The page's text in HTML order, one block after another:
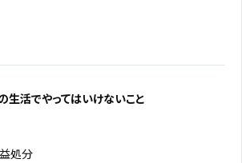
生活でやってはいけないこと
処分